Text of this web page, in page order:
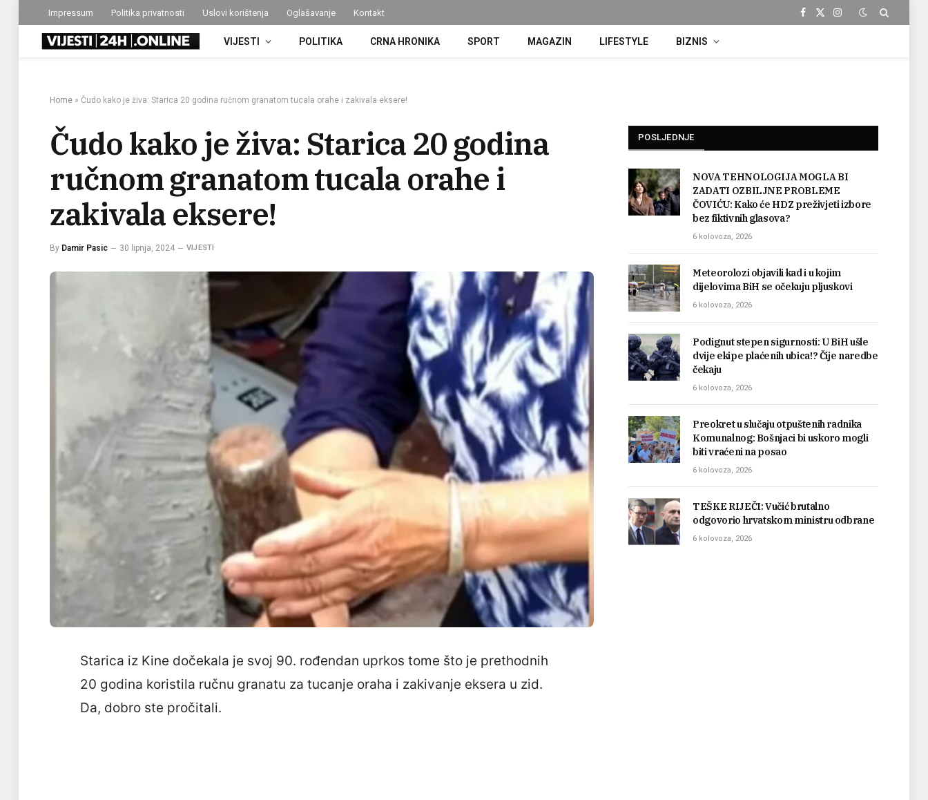
Impressum Politika privatnosti Uslovi korištenja Oglašavanje Kontakt
Facebook
X
Instagram
VIJESTI POLITIKA CRNA HRONIKA SPORT MAGAZIN LIFESTYLE BIZNIS
Home » Čudo kako je živa: Starica 20 godina ručnom granatom tucala orahe i zakivala eksere!
Čudo kako je živa: Starica 20 godina
ručnom granatom tucala orahe i
zakivala eksere!
By Damir Pasic 30 lipnja, 2024 VIJESTI
Starica iz Kine dočekala je svoj 90. rođendan uprkos tome što je prethodnih
20 godina koristila ručnu granatu za tucanje oraha i zakivanje eksera u zid.
Da, dobro ste pročitali.
POSLJEDNJE
NOVA TEHNOLOGIJA MOGLA BI
ZADATI OZBILJNE PROBLEME
ČOVIĆU: Kako će HDZ preživjeti izbore
bez fiktivnih glasova?
6 kolovoza, 2026
Meteorolozi objavili kad i u kojim
dijelovima BiH se očekuju pljuskovi
6 kolovoza, 2026
Podignut stepen sigurnosti: U BiH ušle
dvije ekipe plaćenih ubica!? Čije naredbe
čekaju
6 kolovoza, 2026
Preokret u slučaju otpuštenih radnika
Komunalnog: Bošnjaci bi uskoro mogli
biti vraćeni na posao
6 kolovoza, 2026
TEŠKE RIJEČI: Vučić brutalno
odgovorio hrvatskom ministru odbrane
6 kolovoza, 2026